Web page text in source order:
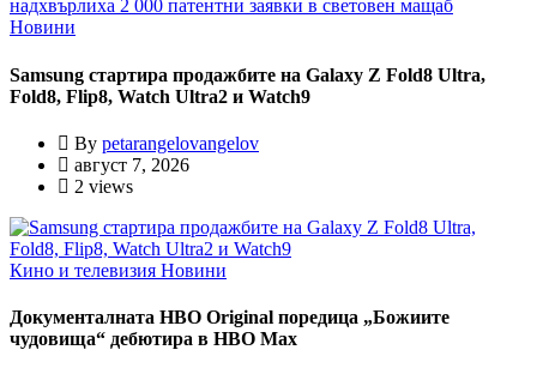
Новини
Samsung стартира продажбите на Galaxy Z Fold8 Ultra,
Fold8, Flip8, Watch Ultra2 и Watch9
By petarangelovangelov
август 7, 2026
2 views
Кино и телевизия Новини
Документалната HBO Original поредица „Божиите
чудовища“ дебютира в HBO Max